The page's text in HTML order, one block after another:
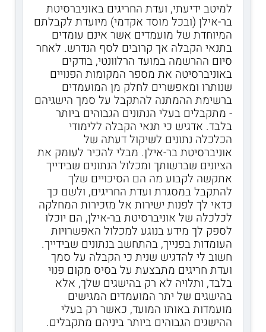
למיטב ידיעתי, ועדת החריגים באוניברסיטת
בר-אילן (ובכל מוסד אקדמי) מיועדת לקבלתם
המיוחדת של מועמדים אשר אינם עומדים
בתנאי הקבלה אך קרובים לסף הנדרש. לאחר
סיום ההרשמה במועד הרלוונטי, בודקים
באוניברסיטה את מספר המקומות הפנויים
שנותרו ומאפשרים לחלק מן המועמדים
ברשימת ההמתנה להתקבל על סמך הישגיהם
- מתקבלים בעלי הנתונים הגבוהים ביותר
בלבד. אדגיש כי תנאי הקבלה ללימודי
הכלכלה נתונים לשיקול דעתה של
אוניברסיטת בר-אילן. מבלי להכיר לעומק את
הציונים שברשותך ומכלול הנתונים שבידייך
אתקשה לקבוע מה הם הסיכויים שלך
להתקבל במסגרת ועדת החריגים, ולשם כך
כדאי לך לפנות ישירות אל מזכירות המחלקה
לכלכלה של אוניברסיטת בר-אילן, הם יוכלו
לספק לך מידע בנוגע למכלול האפשרויות
העומדות בפנייך, בהתחשב בנתונים שבידייך.
חשוב לי להדגיש שנית כי הקבלה על סמך
ועדת חריגים מתבצעת על בסיס מקום פנוי
בלבד, ותלויה לא רק בהישגים שלך, אלא
בהישגים של יתר המועמדים המגישים
מועמדות באותו המועד, כאשר רק בעלי
ההישגים הגבוהים ביותר ביניהם מתקבלים.